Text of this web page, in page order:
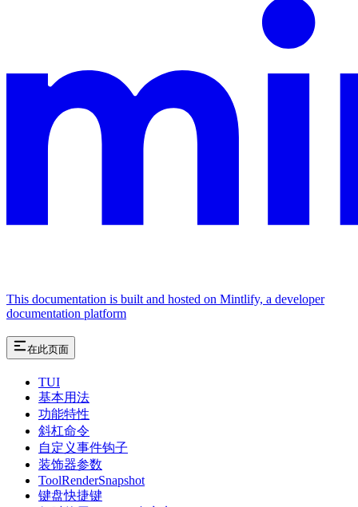
This documentation is built and hosted on Mintlify, a developer
documentation platform
在此页面
TUI
基本用法
功能特性
斜杠命令
自定义事件钩子
装饰器参数
ToolRenderSnapshot
键盘快捷键